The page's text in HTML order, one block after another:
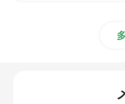
オフィス用木製フ